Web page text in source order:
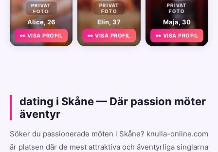
PRIVAT
FOTO
Alice, 26
👀 VISA PROFIL
PRIVAT
FOTO
Elin, 37
👀 VISA PROFIL
PRIVAT
FOTO
Maja, 30
👀 VISA PROFIL
dating i Skåne — Där passion möter
äventyr
Söker du passionerade möten i Skåne? knulla-online.com
är platsen där de mest attraktiva och äventyrliga singlarna